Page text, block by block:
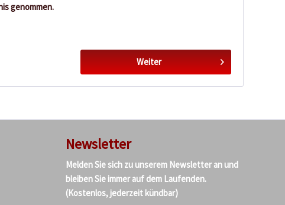
genommen.
Weiter
Newsletter
Melden Sie sich zu unserem Newsletter an und
bleiben Sie immer auf dem Laufenden.
(Kostenlos, jederzeit kündbar)